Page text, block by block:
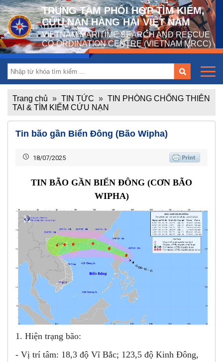
TRUNG TÂM PHỐI HỢP TÌM KIẾM,
CỨU NẠN HÀNG HẢI VIỆT NAM
VIETNAM MARITIME SEARCH AND RESCUE
CO-ORDINATION CENTRE (VIETNAM MRCC)
Trang chủ » TIN TỨC » TIN PHÒNG CHỐNG THIÊN
TAI & TÌM KIẾM CỨU NẠN
Tin bão gần Biển Đông (Bão Wipha)
18/07/2025
TIN BÃO GẦN BIỂN ĐÔNG (CƠN BÃO
WIPHA)
1. Hiện trạng bão:
- Vị trí tâm: 18,3 độ Vĩ Bắc; 123,5 độ Kinh Đông,